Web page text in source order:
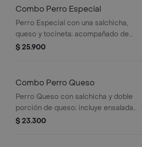
Incluye papas francesas y gaseosa de
250ml según disponibilidad.
Combo Perro Especial
Perro Especial con una salchicha,
queso y tocineta; acompañado de
ensalada de repollo con zanahoria,
Incluye papas francesas y gaseosa de
$ 25.900
Combo Perro Queso
Perro Queso con salchicha y doble
porción de queso; incluye ensalada
de repollo con zanahoria, pepino
$ 23.300